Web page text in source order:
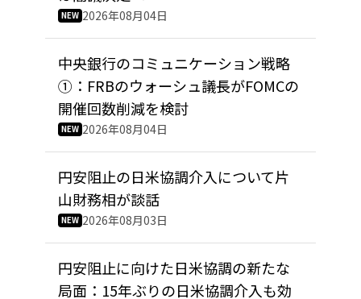
2026年08月04日
中央銀行のコミュニケーション戦略
①：FRBのウォーシュ議長がFOMCの
開催回数削減を検討
2026年08月04日
円安阻止の日米協調介入について片
山財務相が談話
2026年08月03日
円安阻止に向けた日米協調の新たな
局面：15年ぶりの日米協調介入も効